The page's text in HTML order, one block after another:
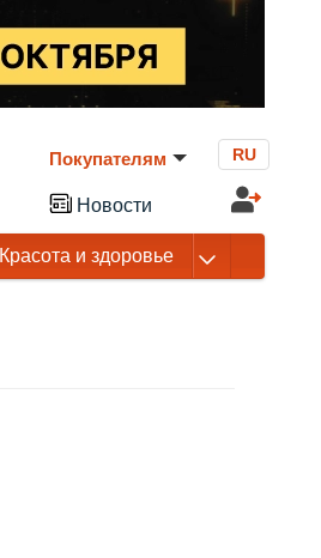
Покупателям
Новости
RU
Красота и здоровье